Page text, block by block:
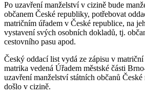
Po uzavření manželství v cizině bude
občanem České republiky, potřebovat
matričním úřadem v České republice, na
vystavení svých osobních dokladů, tj.
cestovního pasu apod.
Český oddací list vydá ze zápisu v
matrika vedená Úřadem městské části
uzavření manželství státních občanů
došlo v cizině.